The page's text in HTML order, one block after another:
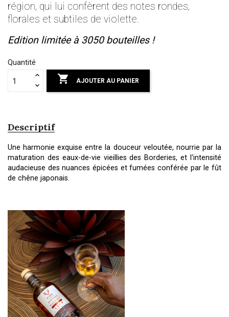
région, qui lui confèrent des notes rondes,
florales et subtiles de violette.
Edition limitée à 3050 bouteilles !
Quantité
 AJOUTER AU PANIER
Descriptif
Une harmonie exquise entre la douceur veloutée, nourrie par la
maturation des eaux-de-vie vieillies des Borderies, et l'intensité
audacieuse des nuances épicées et fumées conférée par le fût
de chêne japonais.